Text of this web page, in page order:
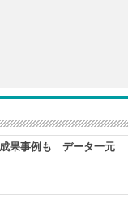
成果事例も データ一元